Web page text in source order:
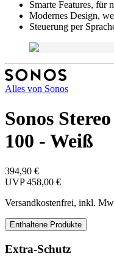
Smarte Features, für
Modernes Design,
Steuerung per
Alles von Sonos
Sonos
100 - Weiß
394,90 €
UVP 458,00 €
Versandkostenfrei, inkl.
Enthaltene Produkte
Extra-Schutz